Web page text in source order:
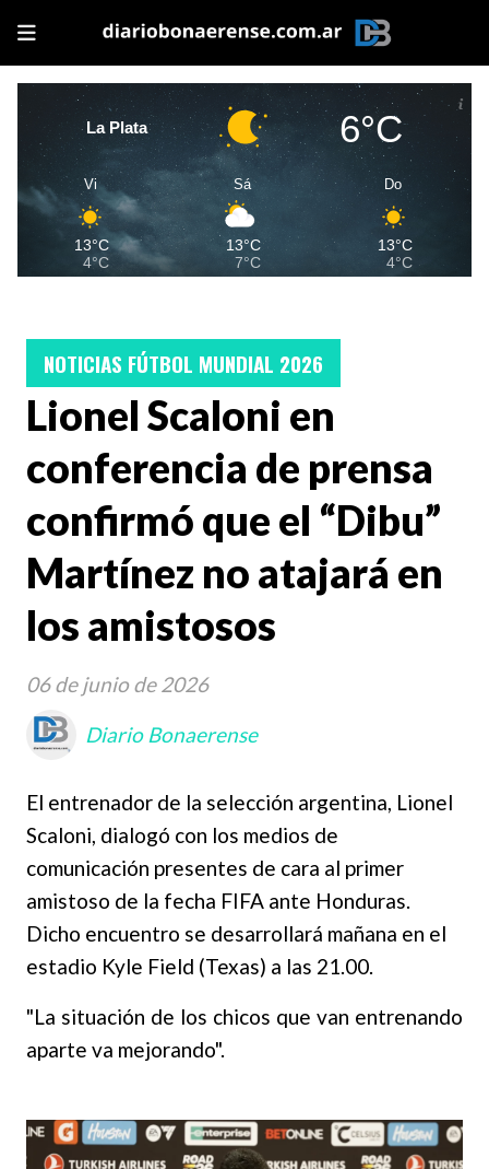
La Plata 6°C
Vi
13°C
4°C
Sá
13°C
7°C
Do
13°C
4°C
Lionel Scaloni en
conferencia de prensa
confirmó que el “Dibu”
Martínez no atajará en
los amistosos
El entrenador de la selección argentina, Lionel
Scaloni, dialogó con los medios de
comunicación presentes de cara al primer
amistoso de la fecha FIFA ante Honduras.
Dicho encuentro se desarrollará mañana en el
estadio Kyle Field (Texas) a las 21.00.
NOTICIAS FÚTBOL MUNDIAL 2026
06 de junio de 2026
Diario Bonaerense
"La situación de los chicos que van entrenando
aparte va mejorando".